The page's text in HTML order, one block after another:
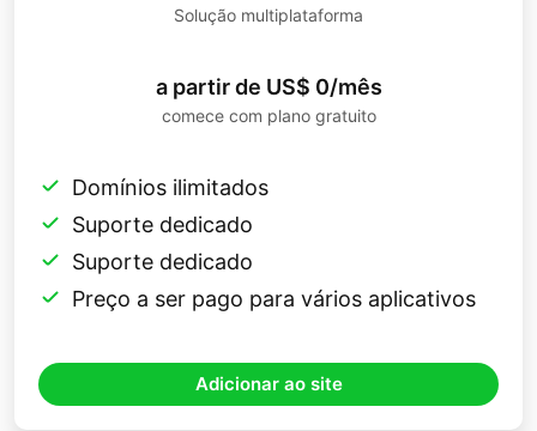
Solução multiplataforma
a partir de US$ 0/mês
comece com plano gratuito
Domínios ilimitados
Suporte dedicado
Suporte dedicado
Preço a ser pago para vários aplicativos
Adicionar ao site